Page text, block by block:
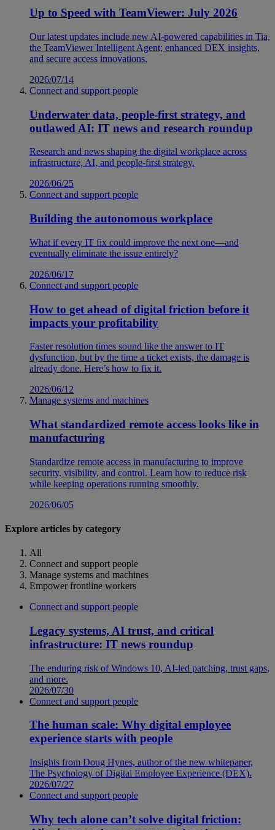
Up to Speed with TeamViewer: July 2026
Our latest updates include new AI-powered capabilities in Tia,
the TeamViewer Intelligent Agent; enhanced DEX insights,
and secure access innovations.
2026/07/14
Connect and support people
Underwater data, people-first strategy, and
outlawed AI: IT news and research roundup
Research and news shaping the digital workplace across
infrastructure, AI, and people-first strategy.
2026/06/25
Connect and support people
Building the autonomous workplace
What if every IT fix could improve the next one—and
eventually eliminate the issue entirely?
2026/06/17
Connect and support people
How to get ahead of digital friction before it
impacts your profitability
Faster resolution times sound like the answer to IT
dysfunction, but by the time a ticket exists, the damage is
already done. Here’s how to fix it.
2026/06/12
Manage systems and machines
What standardized remote access looks like in
manufacturing
Standardize remote access in manufacturing to improve
security, visibility, and control. Learn how to reduce risk
while keeping operations running smoothly.
2026/06/05
Explore articles by category
All
Connect and support people
Manage systems and machines
Empower frontline workers
Connect and support people
Legacy systems, AI trust, and critical
infrastructure: IT news roundup
The enduring risk of Windows 10, AI-led patching, trust gaps,
and more.
2026/07/30
Connect and support people
The human scale: Why digital employee
experience starts with people
Insights from Doug Hynes, author of the new whitepaper,
The Psychology of Digital Employee Experience (DEX).
2026/07/27
Connect and support people
Why tech alone can’t solve digital friction: